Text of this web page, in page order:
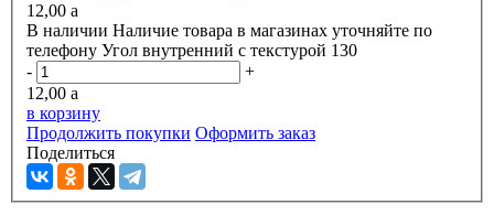
12,00 a
В наличии Наличие товара в магазинах уточняйте по
телефону Угол внутренний с текстурой 130
-
+
12,00 a
в корзину
Продолжить покупки Оформить заказ
Поделиться